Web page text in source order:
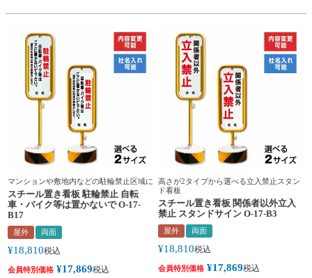
マンションや敷地内などの駐輪禁止区域に
スチール置き看板 駐輪禁止 自転
車・バイク等は置かないで O-17-
B17
屋外 両面
¥18,810税込
会員特別価格 ¥17,869税込
高さが2タイプから選べる立入禁止スタン
ド看板
スチール置き看板 関係者以外立入
禁止 スタンドサイン O-17-B3
屋外 両面
¥18,810税込
会員特別価格 ¥17,869税込